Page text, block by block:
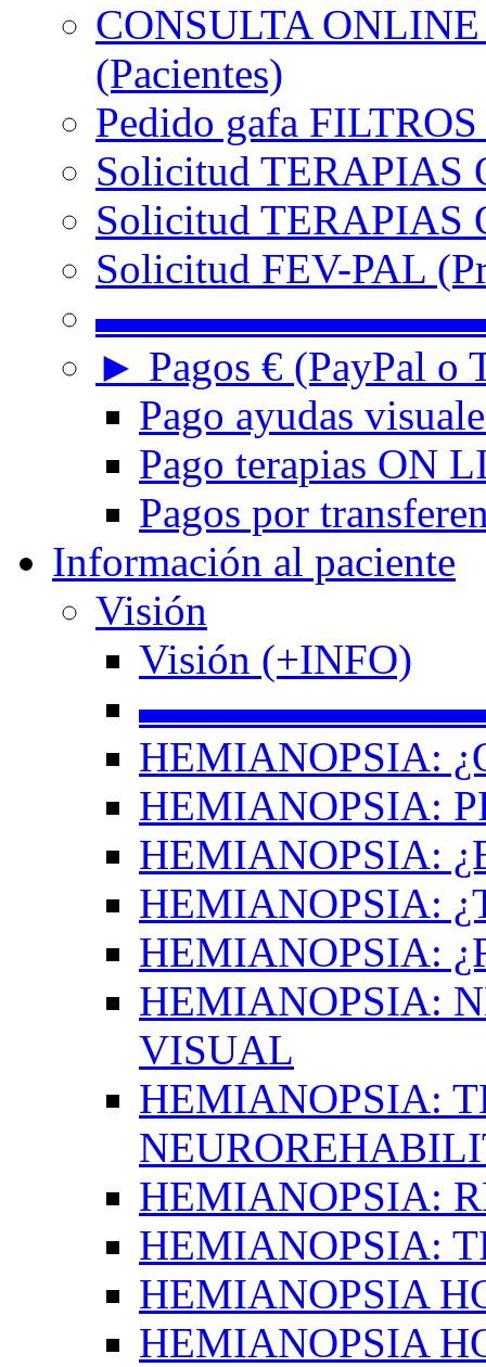
CONSULTA
(Pacientes)
Pedido gafa
Solicitud TERAPIAS
Solicitud TERAPIAS
Solicitud FEV-PAL
► Pagos € (PayPal o
Pago ayudas
Pago terapias ON
Pagos por
Información al paciente
Visión
Visión (+INFO)
HEMIANOPSIA:
HEMIANOPSIA:
HEMIANOPSIA:
HEMIANOPSIA:
HEMIANOPSIA:
HEMIANOPSIA:
VISUAL
HEMIANOPSIA:
HEMIANOPSIA:
HEMIANOPSIA:
HEMIANOPSIA
HEMIANOPSIA